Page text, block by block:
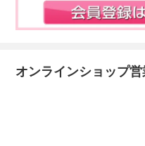
オンラインショップ